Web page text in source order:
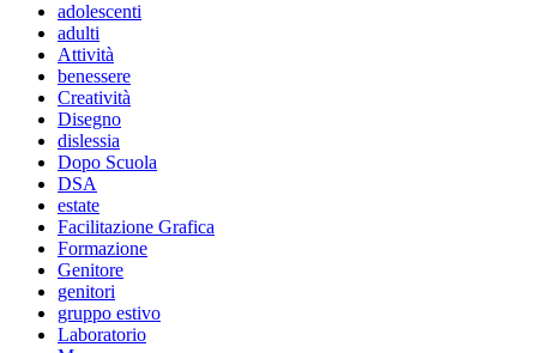
adolescenti
adulti
Attività
benessere
Creatività
Disegno
dislessia
Dopo Scuola
DSA
estate
Facilitazione Grafica
Formazione
Genitore
genitori
gruppo estivo
Laboratorio